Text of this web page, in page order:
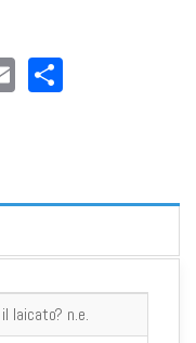
Email
laicato? n.e.